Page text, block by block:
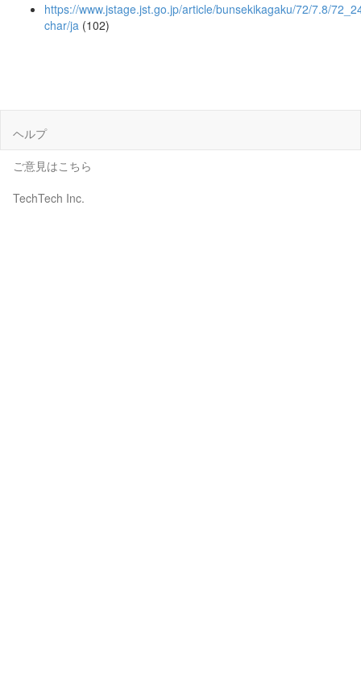
https://www.jstage.jst.go.jp/article/bunsekikagaku/72/7.8/
char/ja (102)
ヘルプ
ご意見はこちら
TechTech Inc.